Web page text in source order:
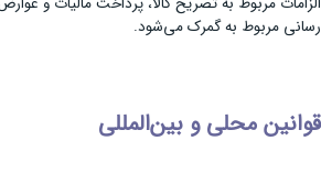
رسانی مربوط به گمرک می‌شود.
قوانین محلی و بین‌المللی